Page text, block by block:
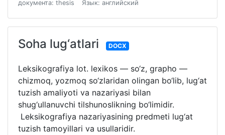
документа: thesis
Язык: английский
Soha lug‘atlari DOCX
Leksikografiya lot. lexikos — so‘z, grapho —
chizmoq, yozmoq so‘zlaridan olingan bo‘lib, lug‘at
tuzish amaliyoti va nazariyasi bilan
shug‘ullanuvchi tilshunoslikning bo‘limidir.
Leksikografiya nazariyasining predmeti lug‘at
tuzish tamoyillari va usullaridir.